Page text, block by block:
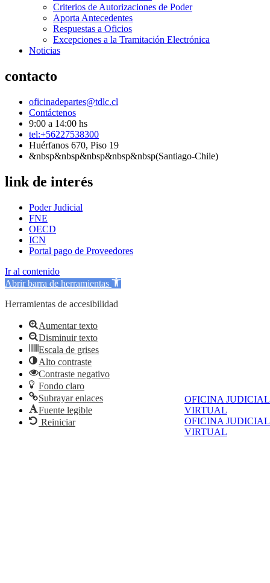
OFICINA JUDICIAL
VIRTUAL
OFICINA JUDICIAL
VIRTUAL
Criterios de Autorizaciones de Poder
Aporta Antecedentes
Respuestas a Oficios
Excepciones a la Tramitación Electrónica
Noticias
contacto
oficinadepartes@tdlc.cl
Contáctenos
9:00 a 14:00 hs
tel:+56227538300
Huérfanos 670, Piso 19
&nbsp&nbsp&nbsp&nbsp&nbsp(Santiago-Chile)
link de interés
Poder Judicial
FNE
OECD
ICN
Portal pago de Proveedores
Ir al contenido
Abrir barra de herramientas
Herramientas de accesibilidad
Aumentar texto
Disminuir texto
Escala de grises
Alto contraste
Contraste negativo
Fondo claro
Subrayar enlaces
Fuente legible
Reiniciar